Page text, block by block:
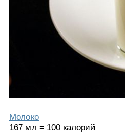
Молоко
167 мл = 100 калорий